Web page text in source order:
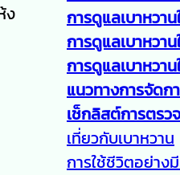
ง
การดูแลเบาหวา
การดูแลเบาหวา
การดูแลเบาหวา
แนวทางการจัดก
เช็กลิสต์การตรว
เที่ยวกับเบาหวาน
การใช้ชีวิตอย่าง